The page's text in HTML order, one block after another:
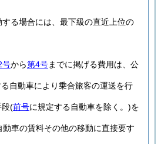
る場合には、最下級の直近上位の
号から第4号までに掲げる費用は、公
自動車により乗合旅客の運送を行
段(前号に規定する自動車を除く。)を
車の賃料その他の移動に直接要す